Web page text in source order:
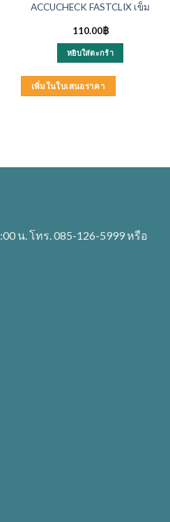
ACCUCHECK FASTCLIX เข็ม
110.00฿
หยิบใส่ตะกร้า
เพิ่มในใบเสนอราคา
น. โทร. 085-126-5999 หรือ